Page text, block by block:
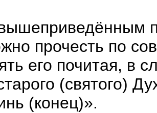
прочесть по
его почитая, в
(святого)
(конец)».